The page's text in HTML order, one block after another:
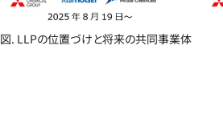
図. LLPの位置づけと将来の共同事業体